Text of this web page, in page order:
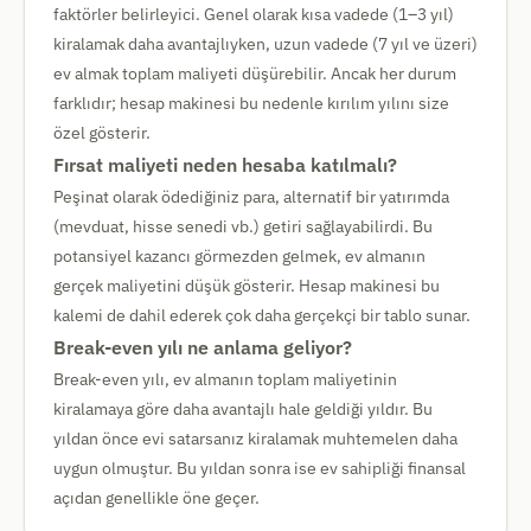
faktörler belirleyici. Genel olarak kısa vadede (1–3 yıl)
kiralamak daha avantajlıyken, uzun vadede (7 yıl ve üzeri)
ev almak toplam maliyeti düşürebilir. Ancak her durum
farklıdır; hesap makinesi bu nedenle kırılım yılını size
özel gösterir.
Fırsat maliyeti neden hesaba katılmalı?
Peşinat olarak ödediğiniz para, alternatif bir yatırımda
(mevduat, hisse senedi vb.) getiri sağlayabilirdi. Bu
potansiyel kazancı görmezden gelmek, ev almanın
gerçek maliyetini düşük gösterir. Hesap makinesi bu
kalemi de dahil ederek çok daha gerçekçi bir tablo sunar.
Break-even yılı ne anlama geliyor?
Break-even yılı, ev almanın toplam maliyetinin
kiralamaya göre daha avantajlı hale geldiği yıldır. Bu
yıldan önce evi satarsanız kiralamak muhtemelen daha
uygun olmuştur. Bu yıldan sonra ise ev sahipliği finansal
açıdan genellikle öne geçer.